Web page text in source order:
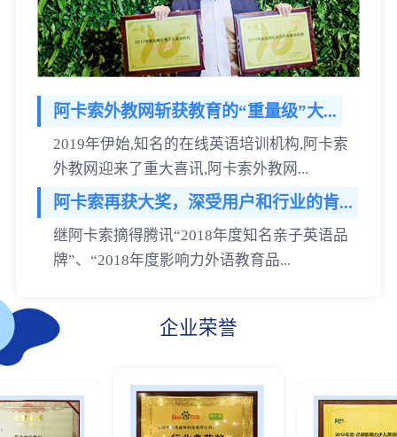
阿卡索外教网斩获教育的“重量级”大...
2019年伊始,知名的在线英语培训机构,阿卡索
外教网迎来了重大喜讯,阿卡索外教网...
阿卡索再获大奖，深受用户和行业的肯...
继阿卡索摘得腾讯“2018年度知名亲子英语品
牌”、“2018年度影响力外语教育品...
企业荣誉